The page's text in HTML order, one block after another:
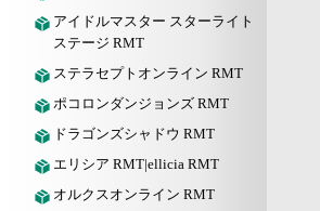
アイドルマスター スターライト
ステージ RMT
ステラセプトオンライン RMT
ポコロンダンジョンズ RMT
ドラゴンズシャドウ RMT
エリシア RMT|ellicia RMT
オルクスオンライン RMT